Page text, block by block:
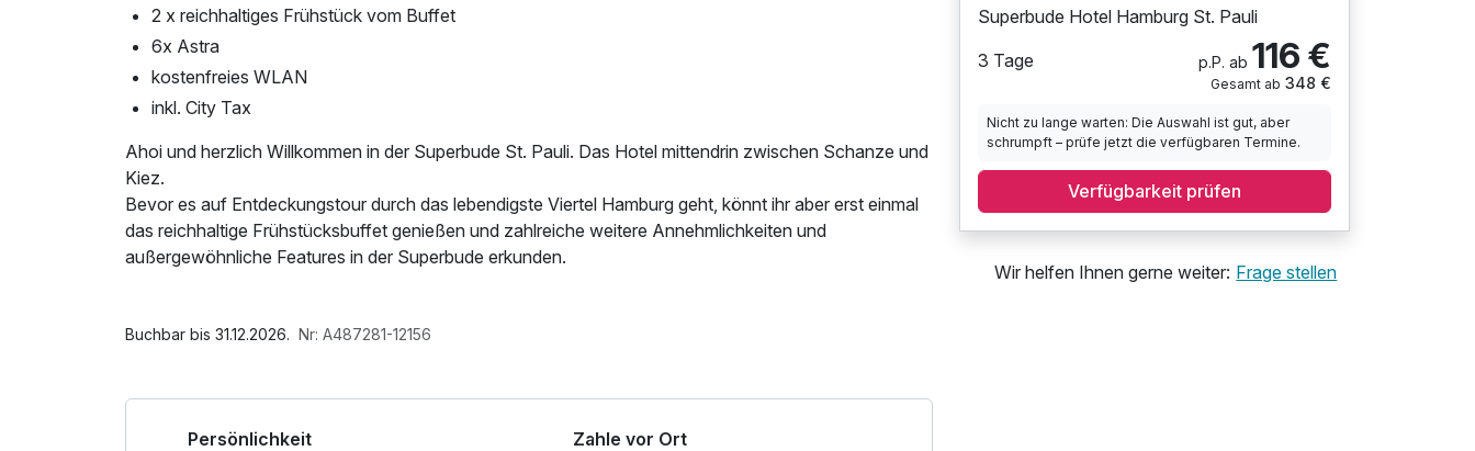
2 x reichhaltiges Frühstück vom Buffet
6x Astra
kostenfreies WLAN
inkl. City Tax
Ahoi und herzlich Willkommen in der Superbude St. Pauli. Das Hotel mittendrin zwischen Schanze und
Kiez.
Bevor es auf Entdeckungstour durch das lebendigste Viertel Hamburg geht, könnt ihr aber erst einmal
das reichhaltige Frühstücksbuffet genießen und zahlreiche weitere Annehmlichkeiten und
außergewöhnliche Features in der Superbude erkunden.
W-LAN Nutzung / Internetnutzung, Nutzung Öffentliches Internetterminal
Buchbar bis 31.12.2026. Nr: A487281-12156
Persönlichkeit Zahle vor Ort
Superbude Hotel Hamburg St. Pauli
3 Tage
p.P. ab 116 €
Gesamt ab 348 €
Nicht zu lange warten: Die Auswahl ist gut, aber
schrumpft – prüfe jetzt die verfügbaren Termine.
Verfügbarkeit prüfen
Wir helfen Ihnen gerne weiter: Frage stellen